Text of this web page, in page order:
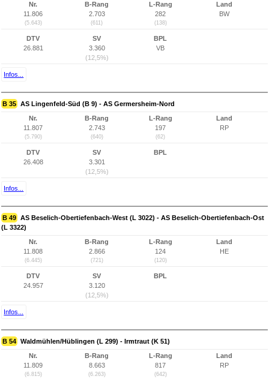
Nr.
11.806
(5.643)
B-Rang
2.703
(611)
L-Rang
282
(138)
Land
BW
DTV
26.881
SV
3.360
(12,5%)
BPL
VB
Infos...
B 35 AS Lingenfeld-Süd (B 9) - AS Germersheim-Nord
Nr.
11.807
(5.790)
B-Rang
2.743
(640)
L-Rang
197
(62)
Land
RP
DTV
26.408
SV
3.301
(12,5%)
BPL
Infos...
B 49 AS Beselich-Obertiefenbach-West (L 3022) - AS Beselich-Obertiefenbach-Ost
(L 3322)
Nr.
11.808
(6.445)
B-Rang
2.866
(721)
L-Rang
124
(120)
Land
HE
DTV
24.957
SV
3.120
(12,5%)
BPL
Infos...
B 54 Waldmühlen/Hüblingen (L 299) - Irmtraut (K 51)
Nr.
11.809
(6.815)
B-Rang
8.663
(6.263)
L-Rang
817
(642)
Land
RP